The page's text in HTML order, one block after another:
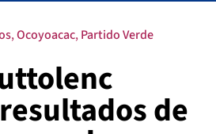
,Ocoyoacac,Partido Verde
de